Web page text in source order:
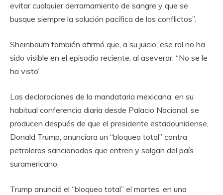
evitar cualquier derramamiento de sangre y que se
busque siempre la solución pacífica de los conflictos”.
Sheinbaum también afirmó que, a su juicio, ese rol no ha
sido visible en el episodio reciente, al aseverar: “No se le
ha visto”.
Las declaraciones de la mandataria mexicana, en su
habitual conferencia diaria desde Palacio Nacional, se
producen después de que el presidente estadounidense,
Donald Trump, anunciara un “bloqueo total” contra
petroleros sancionados que entren y salgan del país
suramericano.
Trump anunció el “bloqueo total” el martes, en una